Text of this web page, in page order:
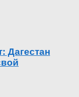
Дагестан